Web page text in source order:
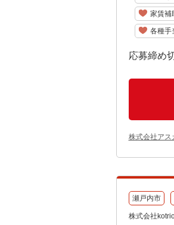
家賃補
各種手
応募締め
株式会社アス
瀬戸内市
株式会社